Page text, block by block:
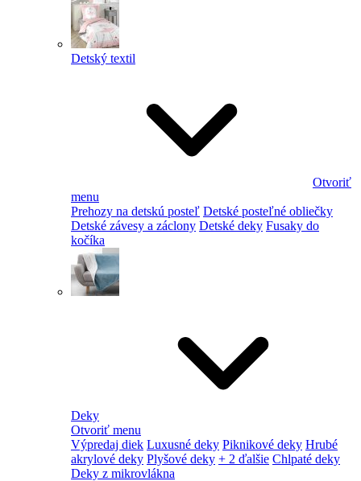
Detský textil
Otvoriť
menu
Prehozy na detskú posteľ Detské posteľné obliečky
Detské závesy a záclony Detské deky Fusaky do
kočíka
Deky
Otvoriť menu
Výpredaj diek Luxusné deky Piknikové deky Hrubé
akrylové deky Plyšové deky + 2 ďalšie Chlpaté deky
Deky z mikrovlákna